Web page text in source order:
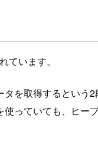
います。
を取得するという
っていても、ヒー